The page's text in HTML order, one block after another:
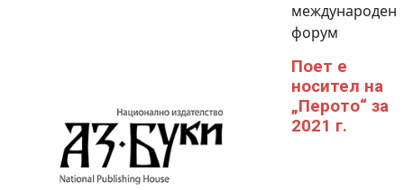
международeн
форум
Поет е
носител на
„Перото“ за
2021 г.